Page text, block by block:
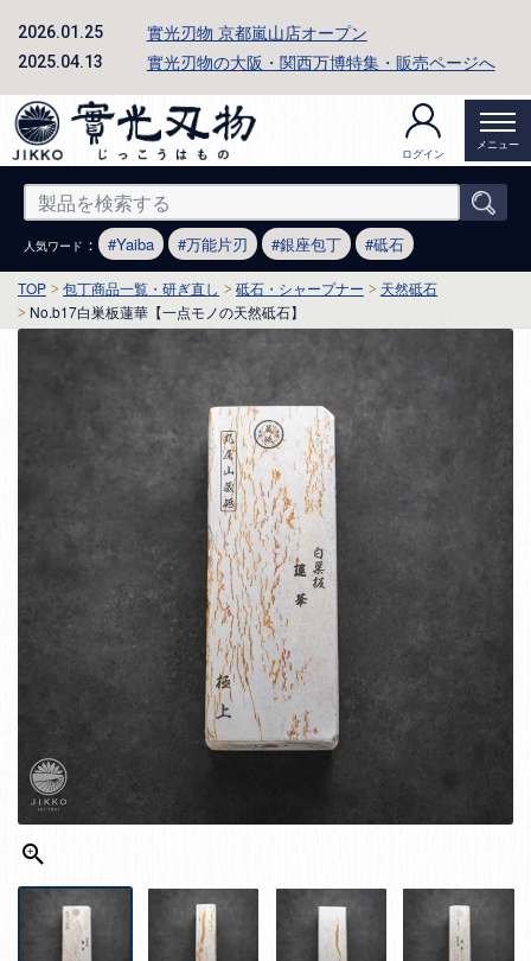
2026.01.25 實光刃物 京都嵐山店オープン
2025.04.13 實光刃物の大阪・関西万博特集・販売ページへ
ログイン
メニュー
人気ワード ： Yaiba 万能片刃 銀座包丁 砥石
TOP 包丁商品一覧・研ぎ直し 砥石・シャープナー
天然砥石
No.b17白巣板蓮華【一点モノの天然砥石】